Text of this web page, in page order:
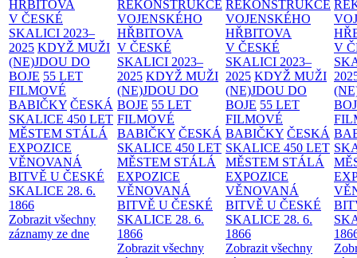
HŘBITOVA
V ČESKÉ
SKALICI 2023–
2025 KDYŽ MUŽI
(NE)JDOU DO
BOJE 55 LET
FILMOVÉ
BABIČKY ČESKÁ
SKALICE 450 LET
MĚSTEM STÁLÁ
EXPOZICE
VĚNOVANÁ
BITVĚ U ČESKÉ
SKALICE 28. 6.
1866
Zobrazit všechny
záznamy ze dne
REKONSTRUKCE
VOJENSKÉHO
HŘBITOVA
V ČESKÉ
SKALICI 2023–
2025 KDYŽ MUŽI
(NE)JDOU DO
BOJE 55 LET
FILMOVÉ
BABIČKY ČESKÁ
SKALICE 450 LET
MĚSTEM STÁLÁ
EXPOZICE
VĚNOVANÁ
BITVĚ U ČESKÉ
SKALICE 28. 6.
1866
Zobrazit všechny
REKONSTRUKCE
VOJENSKÉHO
HŘBITOVA
V ČESKÉ
SKALICI 2023–
2025 KDYŽ MUŽI
(NE)JDOU DO
BOJE 55 LET
FILMOVÉ
BABIČKY ČESKÁ
SKALICE 450 LET
MĚSTEM STÁLÁ
EXPOZICE
VĚNOVANÁ
BITVĚ U ČESKÉ
SKALICE 28. 6.
1866
Zobrazit všechny
V